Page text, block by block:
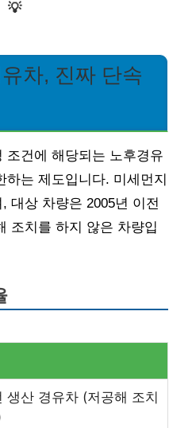
💡
차, 진짜 단속
조건에 해당되는 노후경유
하는 제도입니다. 미세먼지
대상 차량은 2005년 이전
조치를 하지 않은 차량입
생산 경유차 (저공해 조치